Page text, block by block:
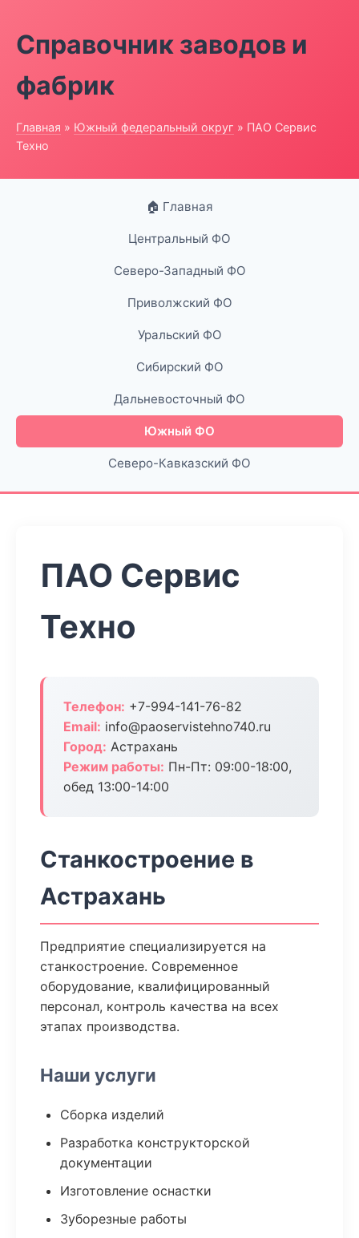
Справочник заводов и
фабрик
Главная » Южный федеральный округ » ПАО Сервис
Техно
🏠 Главная
Центральный ФО
Северо-Западный ФО
Приволжский ФО
Уральский ФО
Сибирский ФО
Дальневосточный ФО
Южный ФО
Северо-Кавказский ФО
ПАО Сервис
Техно
Телефон: +7-994-141-76-82
Email: info@paoservistehno740.ru
Город: Астрахань
Режим работы: Пн-Пт: 09:00-18:00,
обед 13:00-14:00
Станкостроение в
Астрахань
Предприятие специализируется на
станкостроение. Современное
оборудование, квалифицированный
персонал, контроль качества на всех
этапах производства.
Наши услуги
Сборка изделий
Разработка конструкторской
документации
Изготовление оснастки
Зуборезные работы